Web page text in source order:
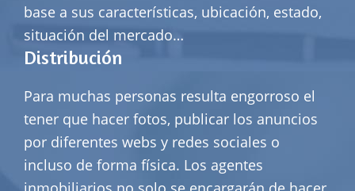
base a sus características, ubicación, estado,
situación del mercado…
Distribución
Para muchas personas resulta engorroso el
tener que hacer fotos, publicar los anuncios
por diferentes webs y redes sociales o
incluso de forma física. Los agentes